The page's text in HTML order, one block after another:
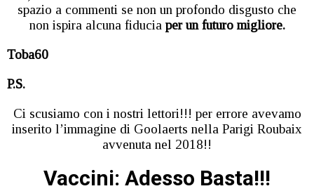
spazio a commenti se non un profondo disgusto che
non ispira alcuna fiducia per un futuro migliore.
Toba60
P.S.
Ci scusiamo con i nostri lettori!!! per errore avevamo
inserito l’immagine di Goolaerts nella Parigi Roubaix
avvenuta nel 2018!!
Vaccini: Adesso Basta!!!